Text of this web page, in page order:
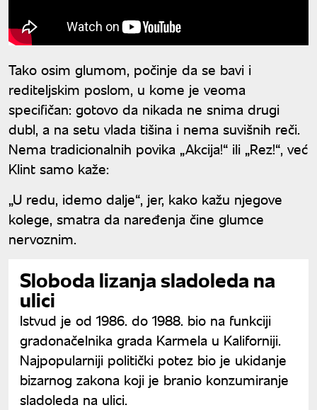
Tako osim glumom, počinje da se bavi i
rediteljskim poslom, u kome je veoma
specifičan: gotovo da nikada ne snima drugi
dubl, a na setu vlada tišina i nema suvišnih reči.
Nema tradicionalnih povika „Akcija!“ ili „Rez!“, već
Klint samo kaže:
„U redu, idemo dalje“, jer, kako kažu njegove
kolege, smatra da naređenja čine glumce
nervoznim.
Sloboda lizanja sladoleda na
ulici
Istvud je od 1986. do 1988. bio na funkciji
gradonačelnika grada Karmela u Kaliforniji.
Najpopularniji politički potez bio je ukidanje
bizarnog zakona koji je branio konzumiranje
sladoleda na ulici.